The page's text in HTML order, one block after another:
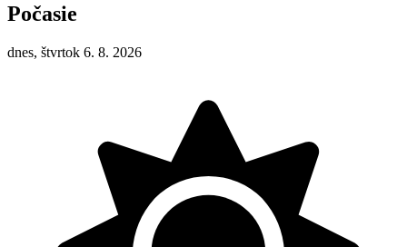
Počasie
dnes, štvrtok 6. 8. 2026